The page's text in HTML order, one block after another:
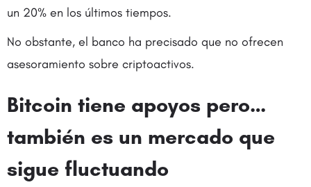
un 20% en los últimos tiempos.
No obstante, el banco ha precisado que no ofrecen
asesoramiento sobre criptoactivos.
Bitcoin tiene apoyos pero…
también es un mercado que
sigue fluctuando